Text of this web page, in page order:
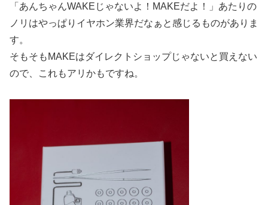
「あんちゃんWAKEじゃないよ！MAKEだよ！」あたりの
ノリはやっぱりイヤホン業界だなぁと感じるものがありま
す。
そもそもMAKEはダイレクトショップじゃないと買えない
ので、これもアリかもですね。